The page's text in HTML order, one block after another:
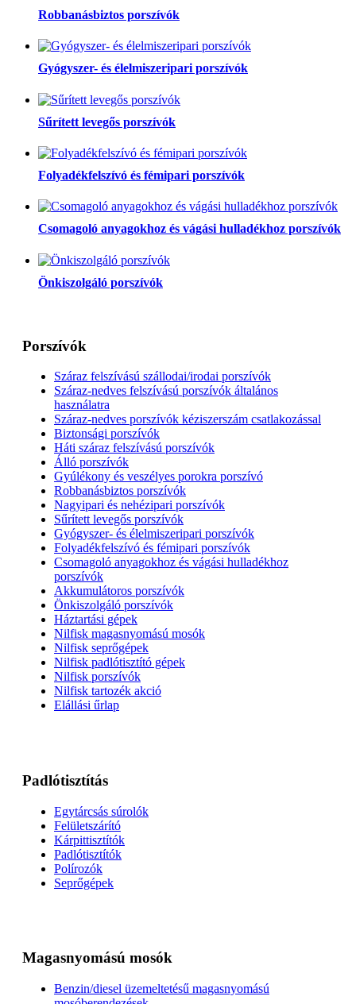
Robbanásbiztos porszívók
Gyógyszer- és élelmiszeripari porszívók
Sűrített levegős porszívók
Folyadékfelszívó és fémipari porszívók
Csomagoló anyagokhoz és vágási hulladékhoz porszívók
Önkiszolgáló porszívók
Porszívók
Száraz felszívású szállodai/irodai porszívók
Száraz-nedves felszívású porszívók általános
használatra
Száraz-nedves porszívók kéziszerszám csatlakozással
Biztonsági porszívók
Háti száraz felszívású porszívók
Álló porszívók
Gyúlékony és veszélyes porokra porszívó
Robbanásbiztos porszívók
Nagyipari és nehézipari porszívók
Sűrített levegős porszívók
Gyógyszer- és élelmiszeripari porszívók
Folyadékfelszívó és fémipari porszívók
Csomagoló anyagokhoz és vágási hulladékhoz
porszívók
Akkumulátoros porszívók
Önkiszolgáló porszívók
Háztartási gépek
Nilfisk magasnyomású mosók
Nilfisk seprőgépek
Nilfisk padlótisztító gépek
Nilfisk porszívók
Nilfisk tartozék akció
Elállási űrlap
Padlótisztítás
Egytárcsás súrolók
Felületszárító
Kárpittisztítók
Padlótisztítók
Polírozók
Seprőgépek
Magasnyomású mosók
Benzin/diesel üzemeltetésű magasnyomású